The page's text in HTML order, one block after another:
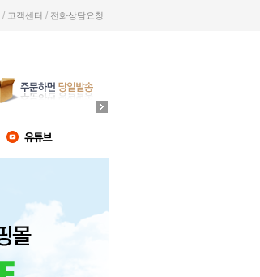
/ 고객센터 / 전화상담요청